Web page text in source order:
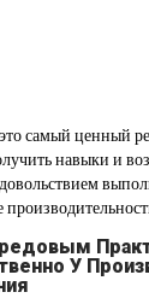
самый ценный
навыки и
У